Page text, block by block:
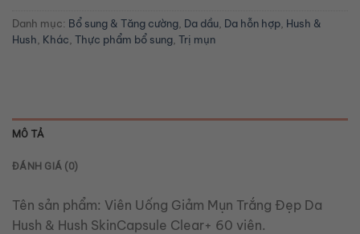
Danh mục: Bổ sung & Tăng cường Da dầu Da hỗn hợp Hush &
Hush Khác Thực phẩm bổ sung Trị mụn
MÔ TẢ
ĐÁNH GIÁ (0)
Tên sản phẩm: Viên Uống Giảm Mụn Trắng Đẹp Da
Hush & Hush SkinCapsule Clear+ 60 viên.